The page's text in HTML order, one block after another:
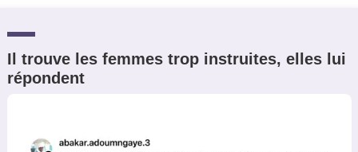
Il trouve les femmes trop instruites, elles lui
répondent